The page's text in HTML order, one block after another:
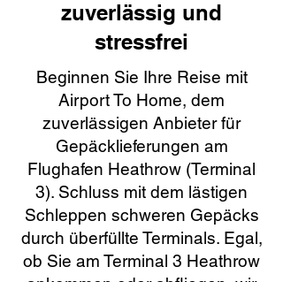
zuverlässig und
stressfrei
Beginnen Sie Ihre Reise mit
Airport To Home, dem
zuverlässigen Anbieter für
Gepäcklieferungen am
Flughafen Heathrow (Terminal
3). Schluss mit dem lästigen
Schleppen schweren Gepäcks
durch überfüllte Terminals. Egal,
ob Sie am Terminal 3 Heathrow